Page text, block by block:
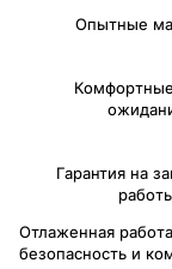
Опытные
Гарантия на
Отлаженная
безопасность и